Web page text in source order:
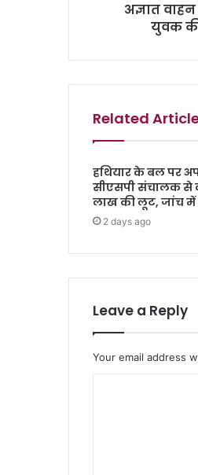
अज्ञात
युवक
Related
हथियार के बल पर
सीएसपी संचालक से
लाख की लूट, जांच में
2 days ago
Leave a Reply
Your email address